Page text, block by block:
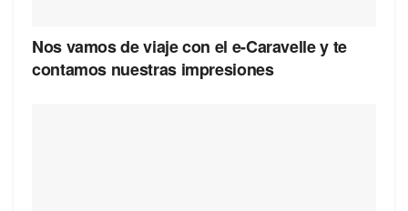
Nos vamos de viaje con el e-Caravelle y te
contamos nuestras impresiones